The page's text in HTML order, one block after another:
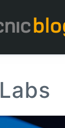
Labs